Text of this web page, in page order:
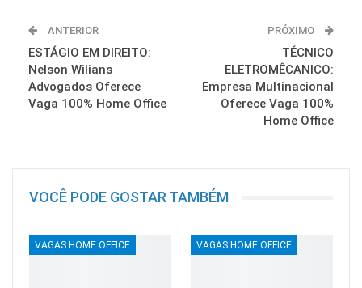
ANTERIOR
ESTÁGIO EM DIREITO:
Nelson Wilians
Advogados Oferece
Vaga 100% Home Office
PRÓXIMO
TÉCNICO
ELETROMÊCANICO:
Empresa Multinacional
Oferece Vaga 100%
Home Office
VOCÊ PODE GOSTAR TAMBÉM
VAGAS HOME OFFICE VAGAS HOME OFFICE